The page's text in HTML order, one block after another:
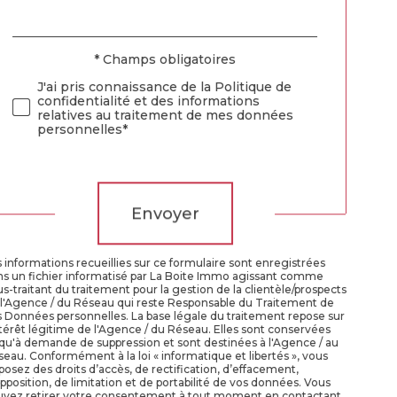
défaut
Validation* Champs obligatoires
J'ai pris connaissance de la Politique de
confidentialité et des informations
relatives au traitement de mes données
personnelles*
Envoyer
informations recueillies sur ce formulaire sont enregistrées
un fichier informatisé par La Boite Immo agissant comme
traitant du traitement pour la gestion de la clientèle/prospects
/ du Réseau qui reste Responsable du Traitement de
Données personnelles. La base légale du traitement repose sur
légitime de l'Agence / du Réseau. Elles sont conservées
demande de suppression et sont destinées à l'Agence / au
Conformément à la loi « informatique et libertés », vous
des droits d’accès, de rectification, d’effacement,
de limitation et de portabilité de vos données. Vous